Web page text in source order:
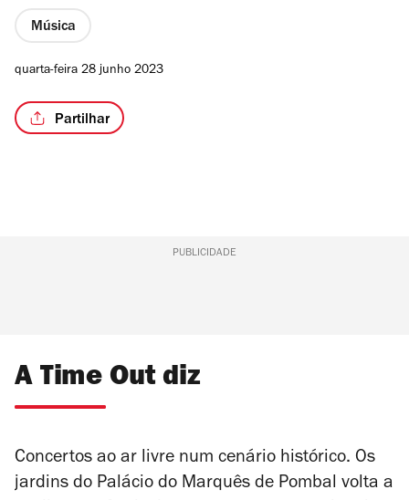
Música
quarta-feira 28 junho 2023
Partilhar
PUBLICIDADE
A Time Out diz
Concertos ao ar livre num cenário histórico. Os
jardins do Palácio do Marquês de Pombal volta a